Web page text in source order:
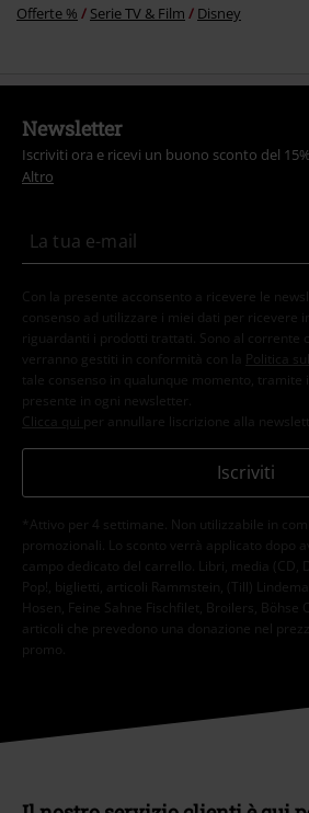
Offerte % Serie TV & Film Disney
Newsletter
Iscriviti ora e ricevi un buono sconto del
Altro
Con la presente acconsento a ricevere le
consenso ad utilizzare i miei dati per ricevere
riguardanti i prodotti trattati. Sono al corrente
verranno gestiti in conformità con la
Politica
tale consenso in qualunque momento, tramite
presente in ogni newsletter.
Clicca qui per annullare liscrizione alla
Iscriviti
*Attivo per 4 settimane. Non utilizzabile in
promozionali. Lo sconto verrà applicato dopo
campo dedicato del carrello. Libri, media (CD,
Pop!, biglietti, articoli Rammstein, (Till)
Hosen, Feine Sahne Fischfilet, Broilers, Böhse
articoli che prevedono una donazione nel
promo.